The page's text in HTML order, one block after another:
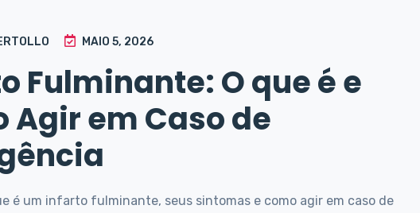
MAIO 5, 2026
Fulminante: O que é e
Agir em Caso de
é um infarto fulminante, seus sintomas e como agir em caso de